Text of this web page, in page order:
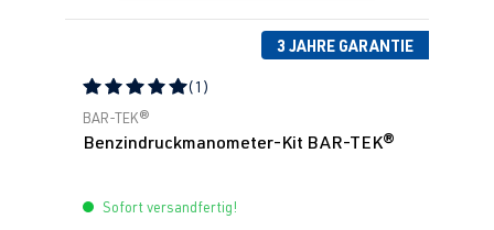
3 JAHRE GARANTIE
Durchschnittliche Bewertung von 5 von 5 Sternen
(1)
BAR-TEK®
Benzindruckmanometer-Kit BAR-TEK®
Sofort versandfertig!